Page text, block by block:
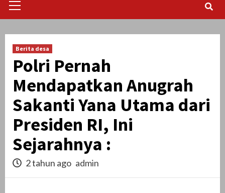
Menu
Berita desa
Polri Pernah
Mendapatkan Anugrah
Sakanti Yana Utama dari
Presiden RI, Ini
Sejarahnya :
2 tahun ago admin